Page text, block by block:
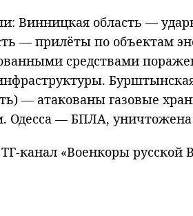
Винницкая область —
— прилёты по объектам
средствами
— атакованы газовые
Одесса — БПЛА, уничтожена
канал «Военкоры русской